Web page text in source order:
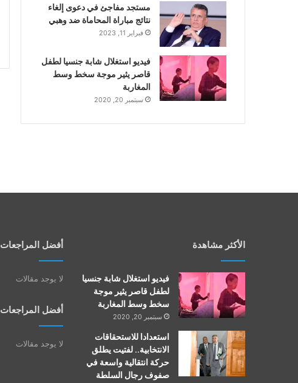
مستجد مفاجئ في دعوى إلغاء
نتائج مباراة المحاماة ضد وهبي
فبراير 11, 2023
فيديو استغلال شابة جنسيا لطفل
قاصر يثير موجة سخط وسط
المغاربة
سبتمبر 20, 2020
الأكثر مشاهدة
فيديو استغلال شابة جنسيا
لطفل قاصر يثير موجة
سخط وسط المغاربة
سبتمبر 20, 2020
استعدادا للاستحقاقات
الانتخابية.. لفتيت يطلق
حركة انتقالية واسعة في
صفوف رجال السلطة
أفضل المراجعات
لا يوجد مقالات
أفضل المراجعات
لا يوجد مقالات